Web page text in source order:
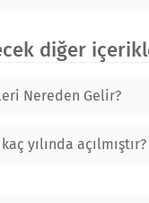
diğer
Nereden Gelir?
yılında açılmıştır?